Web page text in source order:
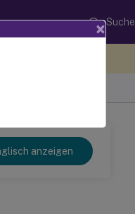
Suche
anzeigen
×